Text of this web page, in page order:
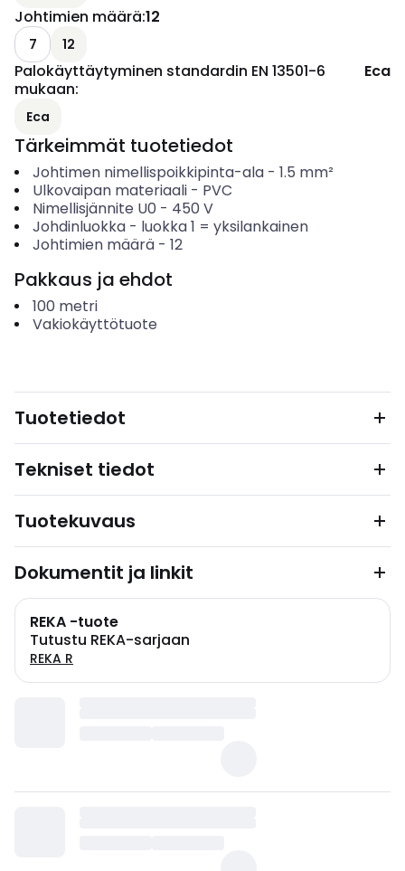
Johtimien määrä:12
7 12
Palokäyttäytyminen standardin EN 13501-6
mukaan:
Eca
Eca
Tärkeimmät tuotetiedot
Johtimen nimellispoikkipinta-ala- 1.5 mm²
Ulkovaipan materiaali- PVC
Nimellisjännite U0 - 450 V
Johdinluokka- luokka 1 = yksilankainen
Johtimien määrä- 12
Pakkaus ja ehdot
100 metri
Vakiokäyttötuote
Tuotetiedot
Tekniset tiedot
Tuotekuvaus
Dokumentit ja linkit
REKA -tuote
Tutustu REKA-sarjaan
REKA R